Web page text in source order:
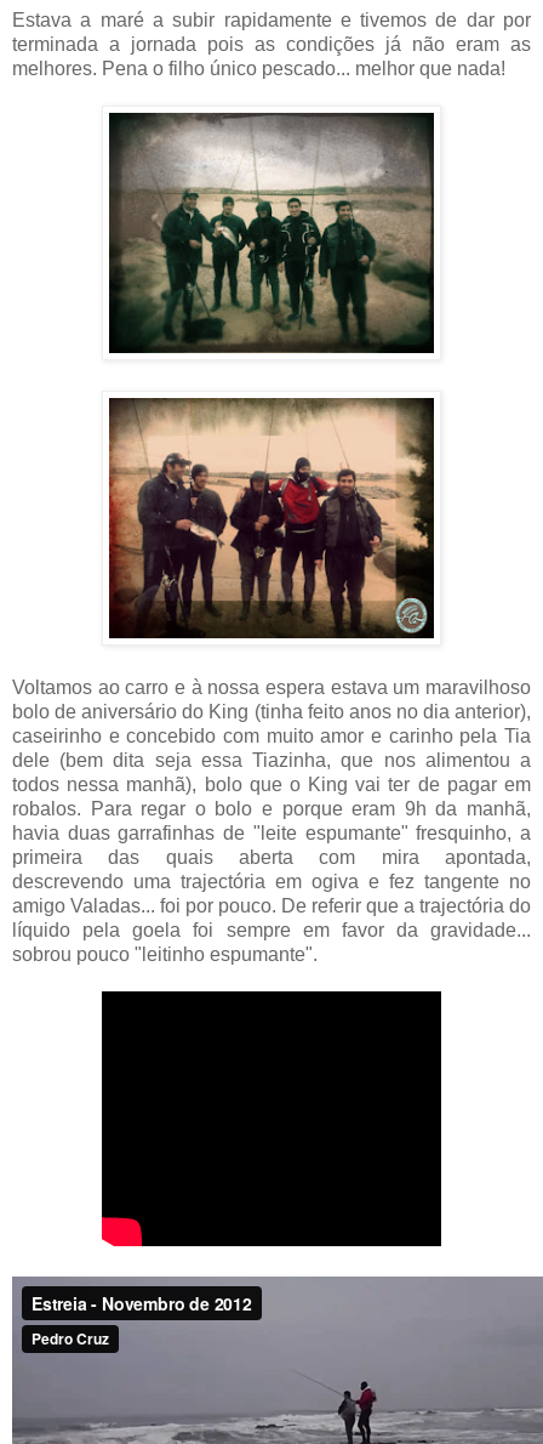
Estava a maré a subir rapidamente e tivemos de dar por
terminada a jornada pois as condições já não eram as
melhores. Pena o filho único pescado... melhor que nada!
Voltamos ao carro e à nossa espera estava um maravilhoso
bolo de aniversário do King (tinha feito anos no dia anterior),
caseirinho e concebido com muito amor e carinho pela Tia
dele (bem dita seja essa Tiazinha, que nos alimentou a
todos nessa manhã), bolo que o King vai ter de pagar em
robalos. Para regar o bolo e porque eram 9h da manhã,
havia duas garrafinhas de "leite espumante" fresquinho, a
primeira das quais aberta com mira apontada,
descrevendo uma trajectória em ogiva e fez tangente no
amigo Valadas... foi por pouco. De referir que a trajectória do
líquido pela goela foi sempre em favor da gravidade...
sobrou pouco "leitinho espumante".